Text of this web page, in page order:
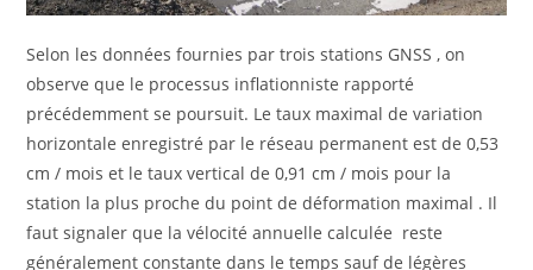
Selon les données fournies par trois stations GNSS , on
observe que le processus inflationniste rapporté
précédemment se poursuit. Le taux maximal de variation
horizontale enregistré par le réseau permanent est de 0,53
cm / mois et le taux vertical de 0,91 cm / mois pour la
station la plus proche du point de déformation maximal . Il
faut signaler que la vélocité annuelle calculée reste
généralement constante dans le temps sauf de légères